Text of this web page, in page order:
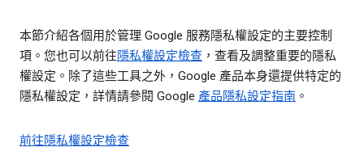
本節介紹各個用於管理 Google 服務隱私權設定的主要控制
項。您也可以前往隱私權設定檢查 ，查看及調整重要的隱私
權設定。除了這些工具之外，Google 產品本身還提供特定的
隱私權設定，詳情請參閱 Google 產品隱私設定指南 。
前往隱私權設定檢查